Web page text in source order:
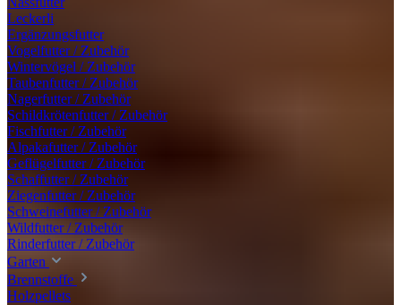
Leckerli
Ergänzungsfutter
Vogelfutter / Zubehör
Wintervögel / Zubehör
Taubenfutter / Zubehör
Nagerfutter / Zubehör
Schildkrötenfutter / Zubehör
Fischfutter / Zubehör
Alpakafutter / Zubehör
Geflügelfutter / Zubehör
Schaffutter / Zubehör
Ziegenfutter / Zubehör
Schweinefutter / Zubehör
Wildfutter / Zubehör
Rinderfutter / Zubehör
Garten
Brennstoffe
Holzpellets